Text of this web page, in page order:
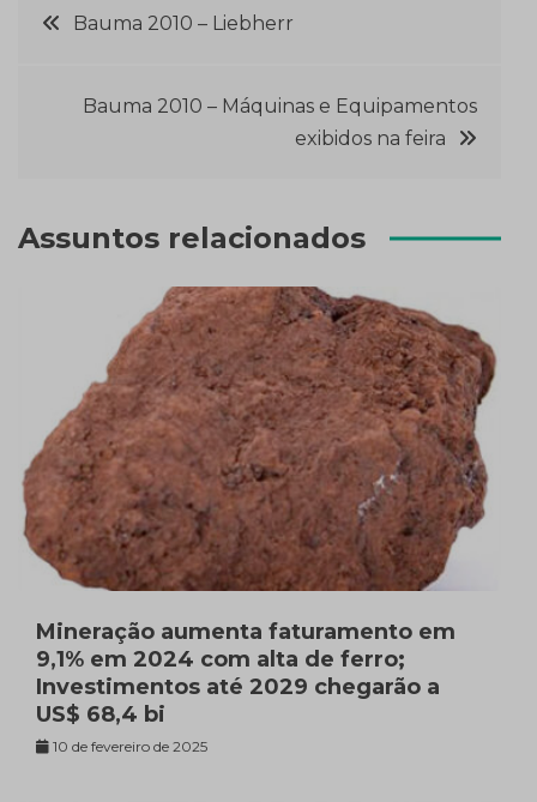
Navegação
Bauma 2010 – Liebherr
Bauma 2010 – Máquinas e Equipamentos
exibidos na feira
Assuntos relacionados
Mineração aumenta faturamento em
9,1% em 2024 com alta de ferro;
Investimentos até 2029 chegarão a
US$ 68,4 bi
10 de fevereiro de 2025